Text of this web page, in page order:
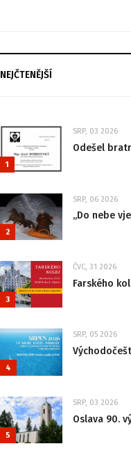
NEJČTENĚJŠÍ
1
SRP, 03 2026
Odešel
2
SRP, 06 2026
„Do nebe
3
ČVC, 31 2026
Farského
4
SRP, 05 2026
5
SRP, 03 2026
Oslava 90.